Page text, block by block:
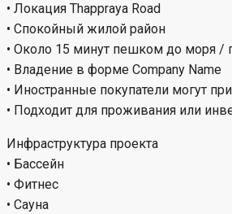
• Локация Thappraya Road
• Спокойный жилой район
• Около 15 минут пешком до моря /
• Владение в форме Company Name
• Иностранные покупатели могут
• Подходит для проживания или
Инфраструктура проекта
• Бассейн
• Фитнес
• Сауна